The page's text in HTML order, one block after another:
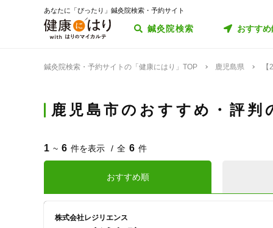
あなたに「ぴったり」鍼灸院検索・予約サイト
鍼灸院検索 おすす
鍼灸院検索・予約サイトの「健康にはり」TOP 鹿児島県
鹿児島市のおすすめ・評
1 ~ 6 件を表示 全 6 件
おすすめ順
株式会社レジリエンス